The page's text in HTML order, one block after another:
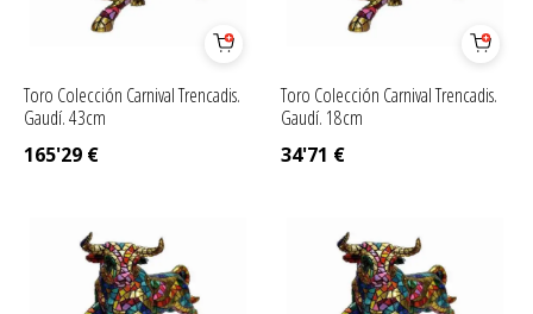
Toro Colección Carnival Trencadis.
Gaudí. 43cm
165'29 €
Toro Colección Carnival Trencadis.
Gaudí. 18cm
34'71 €